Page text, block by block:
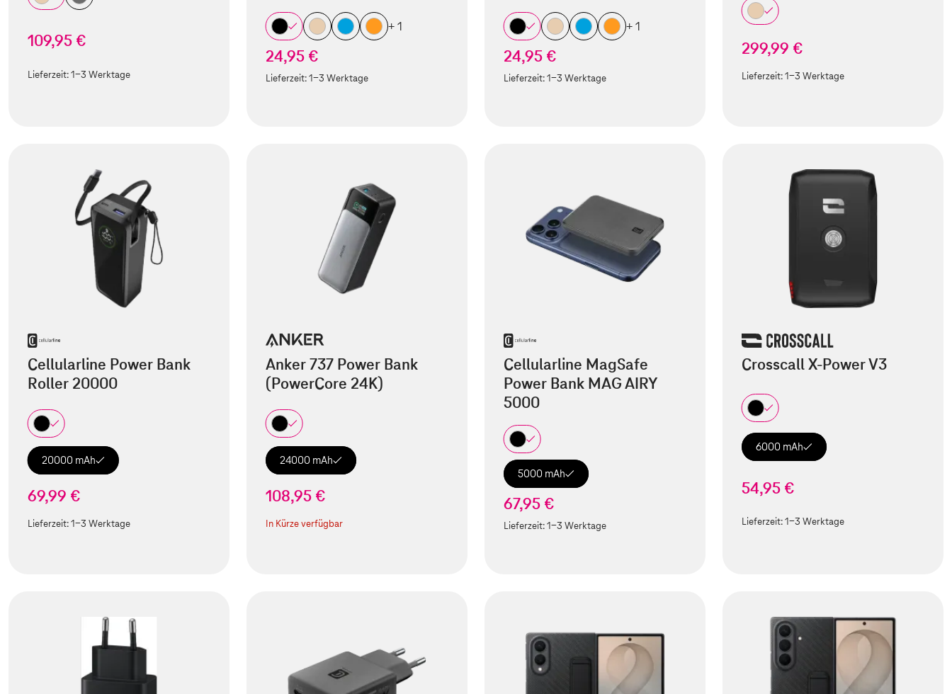
109,95 €
Lieferzeit:1-3 Werktage
+ 1
24,95 €
Lieferzeit:1-3 Werktage
+ 1
24,95 €
Lieferzeit:1-3 Werktage
299,99 €
Lieferzeit:1-3 Werktage
Cellularline Power Bank
Roller 20000
20000 mAh
69,99 €
Lieferzeit:1-3 Werktage
Anker 737 Power Bank
(PowerCore 24K)
24000 mAh
108,95 €
In Kürze verfügbar
Cellularline MagSafe
Power Bank MAG AIRY
5000
5000 mAh
67,95 €
Lieferzeit:1-3 Werktage
Crosscall X-Power V3
6000 mAh
54,95 €
Lieferzeit:1-3 Werktage